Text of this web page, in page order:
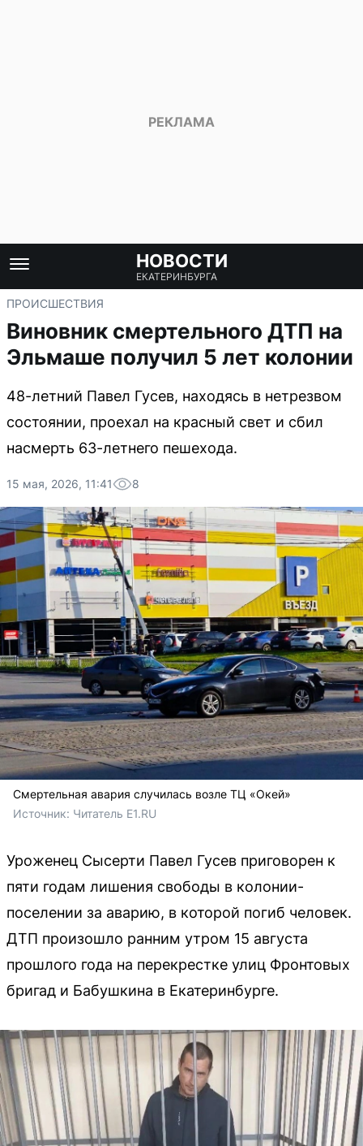
НОВОСТИ
ЕКАТЕРИНБУРГА
ПРОИСШЕСТВИЯ
Виновник смертельного ДТП на
Эльмаше получил 5 лет колонии
48-летний Павел Гусев, находясь в нетрезвом
состоянии, проехал на красный свет и сбил
насмерть 63-летнего пешехода.
15 мая, 2026, 11:41 8
Смертельная авария случилась возле ТЦ «Окей»
Источник: Читатель E1.RU
Уроженец Сысерти Павел Гусев приговорен к
пяти годам лишения свободы в колонии-
поселении за аварию, в которой погиб человек.
ДТП произошло ранним утром 15 августа
прошлого года на перекрестке улиц Фронтовых
бригад и Бабушкина в Екатеринбурге.